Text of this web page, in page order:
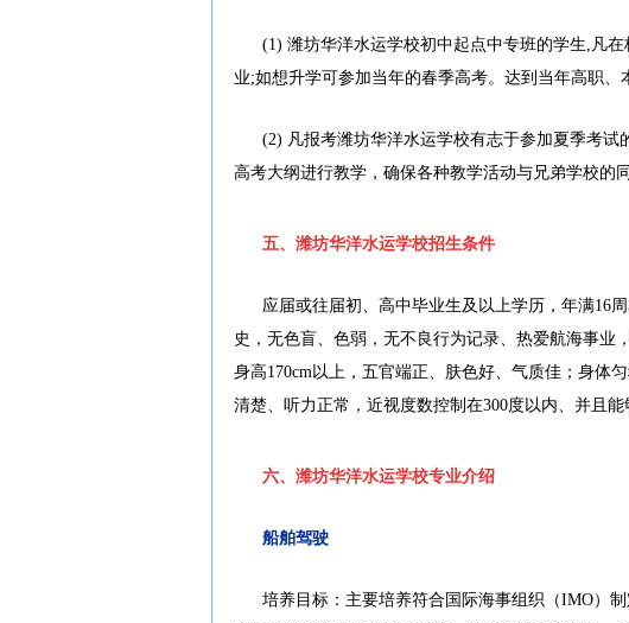
(1) 潍坊华洋水运学校初中起点中专班的学生,凡
业;如想升学可参加当年的春季高考。达到当年高职
(2) 凡报考潍坊华洋水运学校有志于参加夏季考
高考大纲进行教学，确保各种教学活动与兄弟学校的同
五、潍坊华洋水运学校招生条件
应届或往届初、高中毕业生及以上学历，年满16
史，无色盲、色弱，无不良行为记录、热爱航海事业
身高170cm以上，五官端正、肤色好、气质佳；身体
清楚、听力正常，近视度数控制在300度以内、并且
六、潍坊华洋水运学校专业介绍
船舶驾驶
培养目标：主要培养符合国际海事组织（IMO）